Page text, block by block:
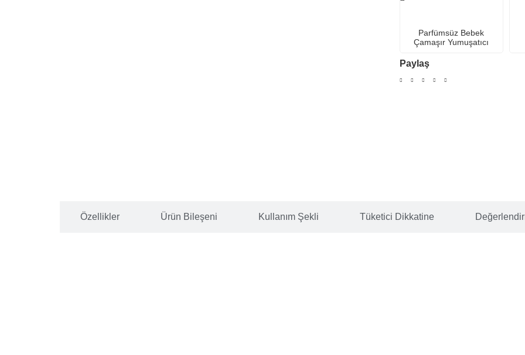
Parfümsüz Bebek
Çamaşır Yumuşatıcı
Paylaş
Özellikler Ürün Bileşeni Kullanım Şekli Tüketici Dikkatine